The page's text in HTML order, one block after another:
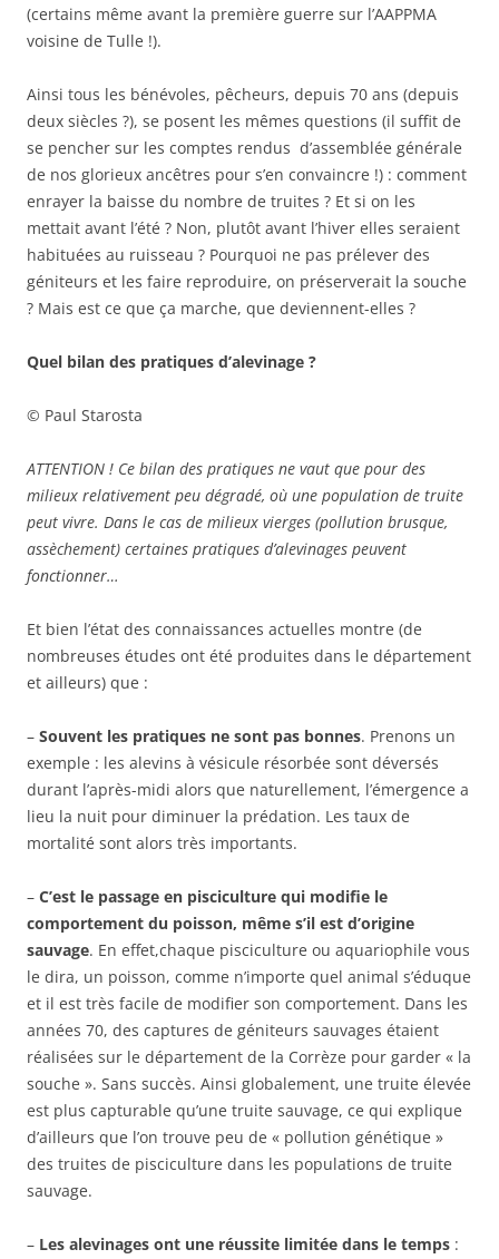
(certains même avant la première guerre sur l’AAPPMA
voisine de Tulle !).
Ainsi tous les bénévoles, pêcheurs, depuis 70 ans (depuis
deux siècles ?), se posent les mêmes questions (il suffit de
se pencher sur les comptes rendus d’assemblée générale
de nos glorieux ancêtres pour s’en convaincre !) : comment
enrayer la baisse du nombre de truites ? Et si on les
mettait avant l’été ? Non, plutôt avant l’hiver elles seraient
habituées au ruisseau ? Pourquoi ne pas prélever des
géniteurs et les faire reproduire, on préserverait la souche
? Mais est ce que ça marche, que deviennent-elles ?
Quel bilan des pratiques d’alevinage ?
© Paul Starosta
ATTENTION ! Ce bilan des pratiques ne vaut que pour des
milieux relativement peu dégradé, où une population de truite
peut vivre. Dans le cas de milieux vierges (pollution brusque,
assèchement) certaines pratiques d’alevinages peuvent
fonctionner…
Et bien l’état des connaissances actuelles montre (de
nombreuses études ont été produites dans le département
et ailleurs) que :
– Souvent les pratiques ne sont pas bonnes. Prenons un
exemple : les alevins à vésicule résorbée sont déversés
durant l’après-midi alors que naturellement, l’émergence a
lieu la nuit pour diminuer la prédation. Les taux de
mortalité sont alors très importants.
– C’est le passage en pisciculture qui modifie le
comportement du poisson, même s’il est d’origine
sauvage. En effet,chaque pisciculture ou aquariophile vous
le dira, un poisson, comme n’importe quel animal s’éduque
et il est très facile de modifier son comportement. Dans les
années 70, des captures de géniteurs sauvages étaient
réalisées sur le département de la Corrèze pour garder « la
souche ». Sans succès. Ainsi globalement, une truite élevée
est plus capturable qu’une truite sauvage, ce qui explique
d’ailleurs que l’on trouve peu de « pollution génétique »
des truites de pisciculture dans les populations de truite
sauvage.
– Les alevinages ont une réussite limitée dans le temps :